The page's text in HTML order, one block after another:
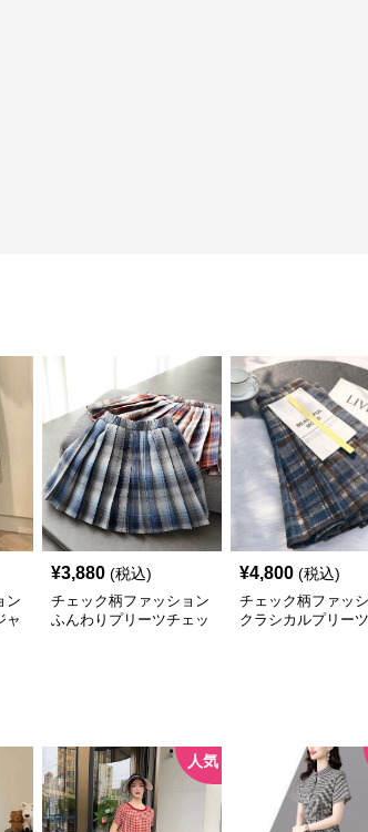
ン
ャ
¥3,880 (税込)
チェック柄ファッション
ふんわりプリーツチェッ
¥4,800 (税込)
チェック柄ファッ
クラシカルプリー
人気